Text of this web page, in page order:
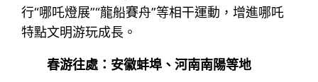
行“哪吒燈展”“龍船賽舟”等相干運動，增進哪吒
特點文明游玩成長。
春游往處：安徽蚌埠、河南南陽等地